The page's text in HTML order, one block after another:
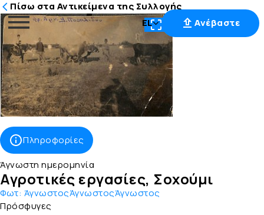
Μετάβαση
στο
περιεχόμενο
EL Ανέβαστε
Πίσω στα Αντικείμενα της Συλλογής
Πληροφορίες
Άγνωστη ημερομηνία
Αγροτικές εργασίες, Σοχούμι
Φωτ: ΆγνωστοςΆγνωστοςΆγνωστος
Πρόσφυγες